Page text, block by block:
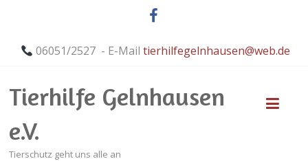
06051/2527 - E-Mailtierhilfegelnhausen@web.de
Tierhilfe Gelnhausen
e.V.
Tierschutz geht uns alle an